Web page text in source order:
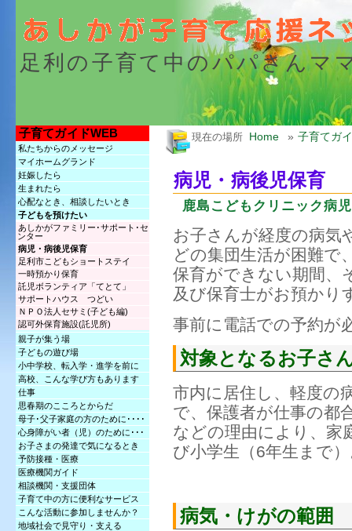
足利の子育て中のパパさんマ
子育てガイドWEB
私たちからのメッセージ
マイホームグランド
妊娠したら
生まれたら
心配なとき、相談したいとき
子どもを預けたい
あしかがファミリー･サポート･セ
ンター
病児・病後児保育
足利市こどもショートステイ
一時預かり保育
託児ボランティア「てとて」
サポートハウス つどい
ＮＰＯ法人セサミ(子ども編)
認可外保育施設(託児所)
親子が集う場
子どもの遊び場
小中学校、転入学・進学を前に
高校、こんな学び方もあります
仕事
思春期のこころとからだ
母子･父子家庭の方のために････
心身障がい者（児）のために･･･
お子さまの発達で気になるとき
予防接種・医療
医療機関ガイド
相談機関・支援団体
子育て中の方に便利なサービス
こんな活動に参加しませんか？
地域社会で見守り・支える
現在の場所 Home » 子育てガ
病児・病後児保育
鹿島こどもクリニック
お子さんが経度の病気
どの集団生活が困難で
保育ができない期間、
及び保育士がお預かり
事前に電話での予約が
対象となるお子さ
市内に居住し、軽度の
で、保護者が仕事の都
などの理由により、家
び小学生（6年生まで
病気・けがの範囲